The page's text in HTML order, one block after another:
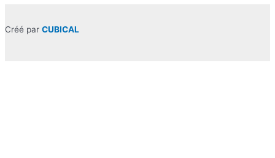
Créé par CUBICAL